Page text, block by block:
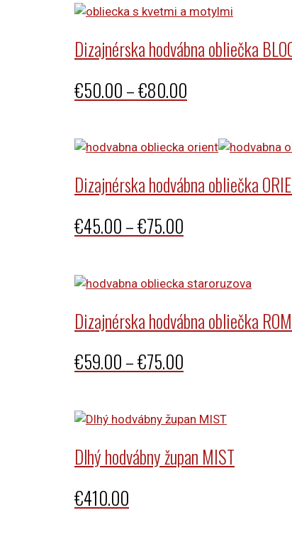
Dizajnérska hodvábna obliečka
€50.00–€80.00
€50.00
€80.00
Dizajnérska hodvábna obliečka
€45.00–€75.00
€45.00
€75.00
Dizajnérska hodvábna obliečka
€59.00–€75.00
€59.00
€75.00
Dlhý hodvábny župan MIST
€410.00